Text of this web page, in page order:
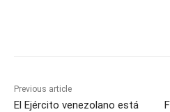
Previous article
El Ejército venezolano está